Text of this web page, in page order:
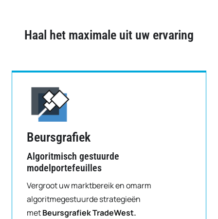
Haal het maximale uit uw ervaring
Beursgrafiek
Algoritmisch gestuurde
modelportefeuilles
Vergroot uw marktbereik en omarm
algoritmegestuurde strategieën
metBeursgrafiek TradeWest.